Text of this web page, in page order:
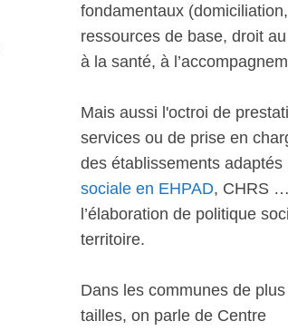
fondamentaux (domiciliation,
ressources de base, droit
à la santé, à
Mais aussi l'octroi de
services ou de prise en
des établissements adaptés
sociale en EHPAD, CHRS
l’élaboration de politique
territoire.
Dans les communes de
tailles, on parle de Centre